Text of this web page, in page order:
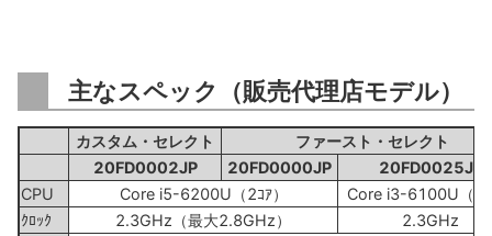
主なスペック（販売代理店モデル）
カスタム・セレクト
ファースト・セレクト
20FD0002JP
20FD0000JP
20FD0025JP
CPU
Core i5-6200U（2ｺｱ）
Core i3-6100U（2
ｸﾛｯｸ
2.3GHz（最大2.8GHz）
2.3GHz